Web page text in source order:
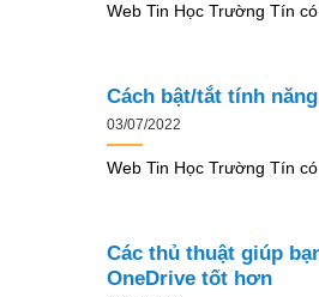
Web Tin Học Trường Tín
Cách bật/tắt tính
03/07/2022
Web Tin Học Trường Tín
Các thủ thuật giúp
OneDrive tốt hơn